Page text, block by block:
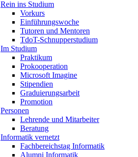
Rein ins Studium
Vorkurs
Einführungswoche
Tutoren und Mentoren
TdoT-Schnupperstudium
Im Studium
Praktikum
Prokooperation
Microsoft Imagine
Stipendien
Graduierungsarbeit
Promotion
Personen
Lehrende und Mitarbeiter
Beratung
Informatik vernetzt
Fachbereichstag Informatik
Alumni Informatik